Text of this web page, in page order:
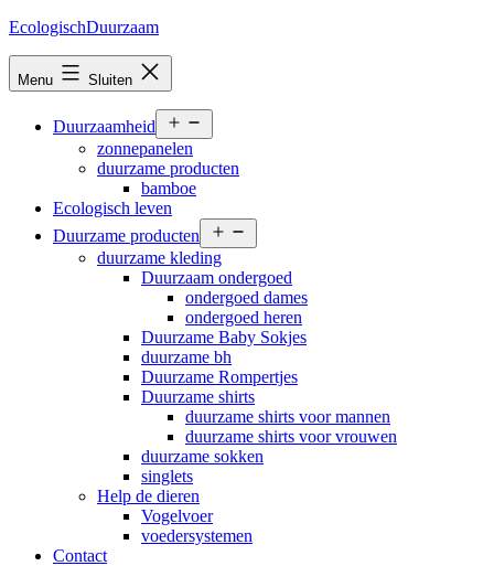
Ga
inhoud
EcologischDuurzaam
Menu Sluiten
Duurzaamheid
menu
zonnepanelen
duurzame producten
bamboe
Ecologisch leven
Duurzame producten
menu
duurzame kleding
Duurzaam ondergoed
ondergoed dames
ondergoed heren
Duurzame Baby Sokjes
duurzame bh
Duurzame Rompertjes
Duurzame shirts
duurzame shirts voor mannen
duurzame shirts voor vrouwen
duurzame sokken
singlets
Help de dieren
Vogelvoer
voedersystemen
Contact